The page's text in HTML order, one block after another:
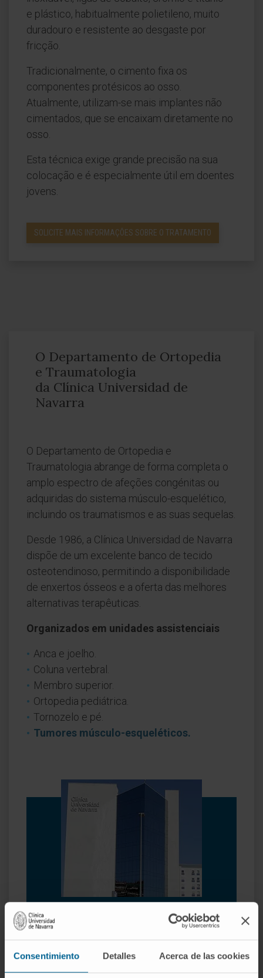
Consentimiento Detalles Acerca de las cookies
e plástico, habitualmente polietileno, muito
duradouro e resistente ao desgaste por
fricção.
Tradicionalmente, o cimento fixa os
componentes protésicos ao osso.
Atualmente, utilizam-se mais implantes não
cimentados, que se encaixam diretamente no
osso.
Esta técnica exige grande precisão na sua
colocação e é especialmente útil em doentes
jovens.
SOLICITE MAIS INFORMAÇÕES SOBRE O TRATAMENTO
O Departamento de Ortopedia
e Traumatologia
da Clínica Universidad de
Navarra
O Departamento de Ortopedia e
Traumatologia abrange de forma completa o
amplo espectro de afeções congénitas ou
adquiridas do sistema músculo-esquelético,
incluindo os traumatismos e as suas sequelas.
Desde 1986, a Clínica Universidad de Navarra
dispõe de um excelente banco de tecido
osteotendinoso, permitindo a disponibilidade
de enxertos ósseos e a oferta das melhores
alternativas terapêuticas.
Organizados em unidades assistenciais
Anca e joelho.
Coluna vertebral.
Membro superior.
Ortopedia pediátrica.
Tornozelo e pé.
Tumores músculo-esqueléticos.
Porquê na Clínica?
técnicas pioneiras para resolver lesões
traumatológicas.